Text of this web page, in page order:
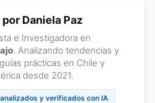
Daniela Paz
e Investigadora en
. Analizando tendencias y
prácticas en Chile y
desde 2021.
y verificados con IA